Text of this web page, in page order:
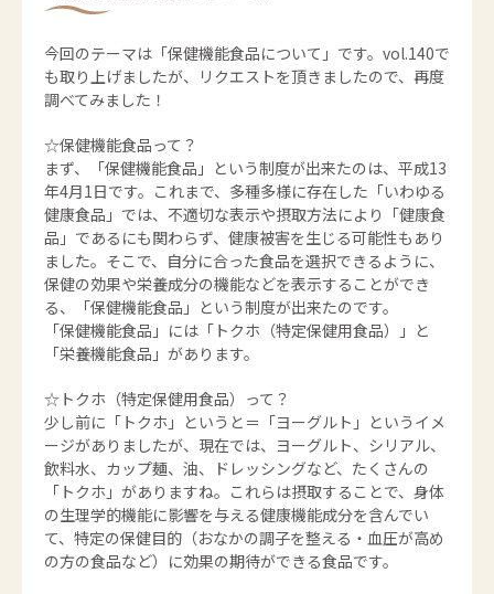
今回のテーマは「保健機能食品について」です。vol.140で
も取り上げましたが、リクエストを頂きましたので、再度
調べてみました！
☆保健機能食品って？
まず、「保健機能食品」という制度が出来たのは、平成13
年4月1日です。これまで、多種多様に存在した「いわゆる
健康食品」では、不適切な表示や摂取方法により「健康食
品」であるにも関わらず、健康被害を生じる可能性もあり
ました。そこで、自分に合った食品を選択できるように、
保健の効果や栄養成分の機能などを表示することができ
る、「保健機能食品」という制度が出来たのです。
「保健機能食品」には「トクホ（特定保健用食品）」と
「栄養機能食品」があります。
☆トクホ（特定保健用食品）って？
少し前に「トクホ」というと＝「ヨーグルト」というイメ
ージがありましたが、現在では、ヨーグルト、シリアル、
飲料水、カップ麺、油、ドレッシングなど、たくさんの
「トクホ」がありますね。これらは摂取することで、身体
の生理学的機能に影響を与える健康機能成分を含んでい
て、特定の保健目的（おなかの調子を整える・血圧が高め
の方の食品など）に効果の期待ができる食品です。